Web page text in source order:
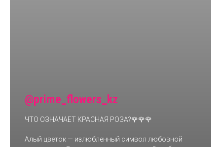
@prime_flowers_kz
ЧТО ОЗНАЧАЕТ КРАСНАЯ РОЗА?🌹🌹🌹
Алый цветок — излюбленный символ любовной